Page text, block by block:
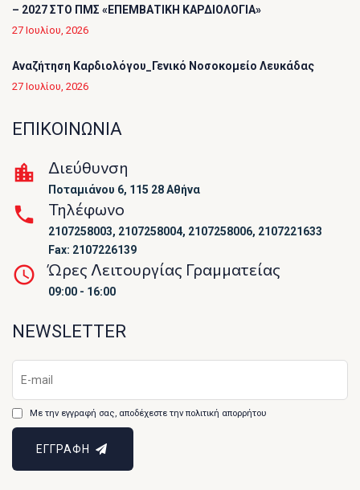
– 2027 ΣΤΟ ΠΜΣ «ΕΠΕΜΒΑΤΙΚΗ ΚΑΡΔΙΟΛΟΓΙΑ»
27 Ιουλίου, 2026
Αναζήτηση Καρδιολόγου_Γενικό Νοσοκομείο Λευκάδας
27 Ιουλίου, 2026
ΕΠΙΚΟΙΝΩΝΙΑ
Διεύθυνση
Ποταμιάνου 6, 115 28 Αθήνα
Τηλέφωνο
2107258003, 2107258004, 2107258006, 2107221633
Fax: 2107226139
Ώρες Λειτουργίας Γραμματείας
09:00 - 16:00
NEWSLETTER
Με την εγγραφή σας, αποδέχεστε την πολιτική απορρήτου
ΕΓΓΡΑΦΗ